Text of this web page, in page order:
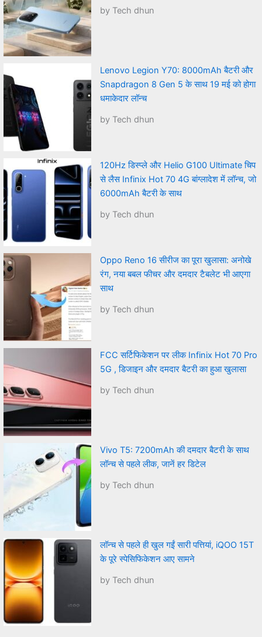
by Tech dhun
Lenovo Legion Y70: 8000mAh बैटरी और
Snapdragon 8 Gen 5 के साथ 19 मई को होगा
धमाकेदार लॉन्च
by Tech dhun
120Hz डिस्प्ले और Helio G100 Ultimate चिप
से लैस Infinix Hot 70 4G बांग्लादेश में लॉन्च, जो
6000mAh बैटरी के साथ
by Tech dhun
Oppo Reno 16 सीरीज का पूरा खुलासा: अनोखे
रंग, नया बबल फीचर और दमदार टैबलेट भी आएगा
साथ
by Tech dhun
FCC सर्टिफिकेशन पर लीक Infinix Hot 70 Pro
5G , डिजाइन और दमदार बैटरी का हुआ खुलासा
by Tech dhun
Vivo T5: 7200mAh की दमदार बैटरी के साथ
लॉन्च से पहले लीक, जानें हर डिटेल
by Tech dhun
लॉन्च से पहले ही खुल गईं सारी पत्तियां, iQOO 15T
के पूरे स्पेसिफिकेशन आए सामने
by Tech dhun